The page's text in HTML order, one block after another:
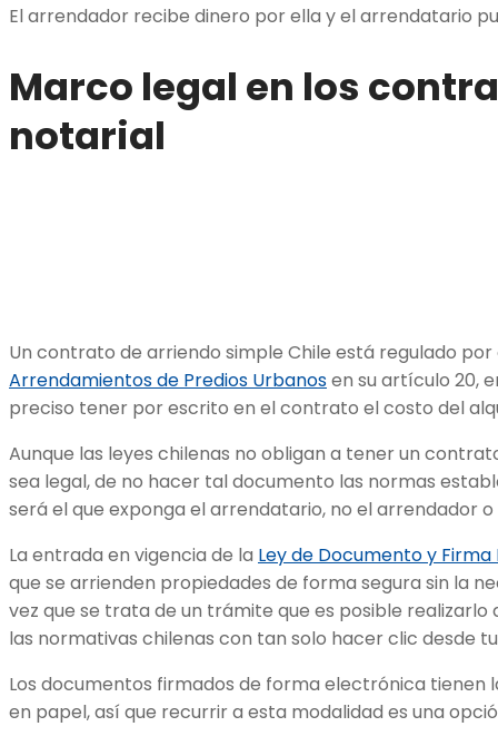
El arrendador recibe dinero por ella y el arrendatario
Marco legal en los
notarial
Un contrato de arriendo simple Chile está regulado
Arrendamientos de Predios Urbanosen su artículo 20,
preciso tener por escrito en el contrato el costo del
Aunque las leyes chilenas no obligan a tener un
sea legal, de no hacer tal documento las normas
será el que exponga el arrendatario, no el arrendador
La entrada en vigencia de la Ley de Documento y
que se arrienden propiedades de forma segura sin la
vez que se trata de un trámite que es posible
las normativas chilenas con tan solo hacer clic desde
Los documentos firmados de forma electrónica tienen
en papel, así que recurrir a esta modalidad es una